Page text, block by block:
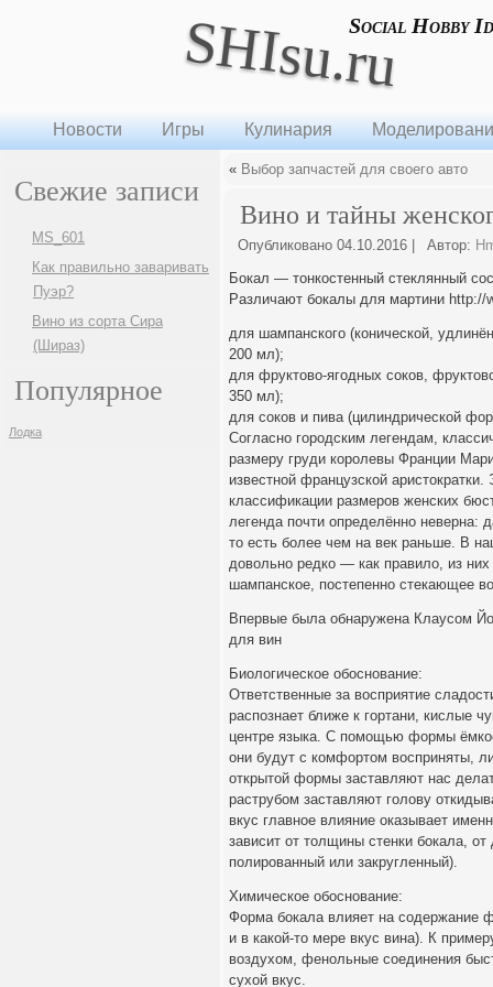
SHIsu.ruSocial Hobby
Новости Игры Кулинария
Свежие записи
MS_601
Как правильно заваривать
Пуэр?
Вино из сорта Сира
(Шираз)
Популярное
Лодка
« Выбор запчастей для своего авто
Вино и тайны
Опубликовано 04.10.2016 Автор:
Бокал — тонкостенный стеклянный
Различают бокалы для мартини http://
для шампанского (конической,
200 мл);
для фруктово-ягодных соков,
350 мл);
для соков и пива (цилиндрической
Согласно городским легендам,
размеру груди королевы Франции
известной французской
классификации размеров женских
легенда почти определённо неверна:
то есть более чем на век раньше. В
довольно редко — как правило, из
шампанское, постепенно стекающее
Впервые была обнаружена Клаусом
для вин
Биологическое обоснование:
Ответственные за восприятие
распознает ближе к гортани, кислые
центре языка. С помощью формы
они будут с комфортом восприняты,
открытой формы заставляют нас
раструбом заставляют голову
вкус главное влияние оказывает
зависит от толщины стенки бокала,
полированный или закругленный).
Химическое обоснование:
Форма бокала влияет на содержание
и в какой-то мере вкус вина). К
воздухом, фенольные соединения
сухой вкус.